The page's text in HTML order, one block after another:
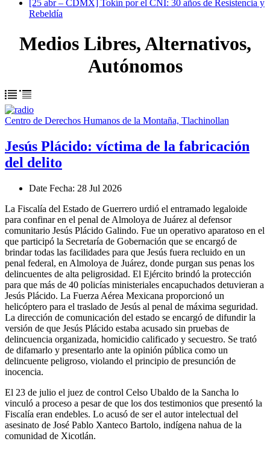
[25 abr – CDMX] Tokín por el CNI: 30 años de Resistencia y
Rebeldía
Medios Libres, Alternativos,
Autónomos
Centro de Derechos Humanos de la Montaña, Tlachinollan
Jesús Plácido: víctima de la fabricación
del delito
Date Fecha: 28 Jul 2026
La Fiscalía del Estado de Guerrero urdió el entramado legaloide
para confinar en el penal de Almoloya de Juárez al defensor
comunitario Jesús Plácido Galindo. Fue un operativo aparatoso en el
que participó la Secretaría de Gobernación que se encargó de
brindar todas las facilidades para que Jesús fuera recluido en un
penal federal, en Almoloya de Juárez, donde purgan sus penas los
delincuentes de alta peligrosidad. El Ejército brindó la protección
para que más de 40 policías ministeriales encapuchados detuvieran a
Jesús Plácido. La Fuerza Aérea Mexicana proporcionó un
helicóptero para el traslado de Jesús al penal de máxima seguridad.
La dirección de comunicación del estado se encargó de difundir la
versión de que Jesús Plácido estaba acusado sin pruebas de
delincuencia organizada, homicidio calificado y secuestro. Se trató
de difamarlo y presentarlo ante la opinión pública como un
delincuente peligroso, violando el principio de presunción de
inocencia.
El 23 de julio el juez de control Celso Ubaldo de la Sancha lo
vinculó a proceso a pesar de que los dos testimonios que presentó la
Fiscalía eran endebles. Lo acusó de ser el autor intelectual del
asesinato de José Pablo Xanteco Bartolo, indígena nahua de la
comunidad de Xicotlán.